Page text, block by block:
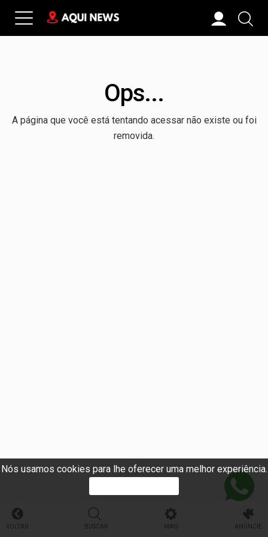
Nós usamos cookies para lhe oferecer uma melhor experiência.
Ops...
A página que você está tentando acessar não existe ou foi
removida.
VOLTAR BUSCAR MAIS ANUNCIE